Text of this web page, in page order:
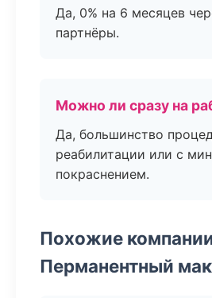
Да, 0% на 6 месяцев
партнёры.
Можно ли сразу на
Да, большинство
реабилитации или с
покраснением.
Похожие
Перманентный